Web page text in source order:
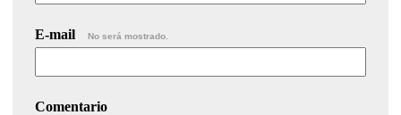
E-mail No será mostrado.
Comentario